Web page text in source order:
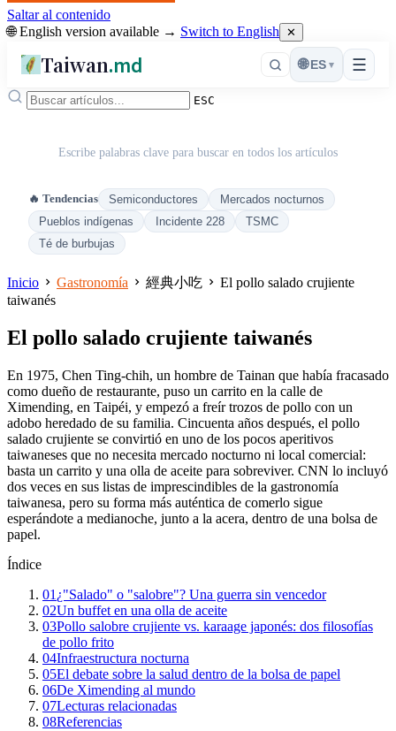
Saltar al contenido
🌐 English version available → Switch to English ✕
Taiwan.md ☰
🌐 ES ▾
ESC
Escribe palabras clave para buscar en todos los artículos
🔥 Tendencias Semiconductores
Mercados nocturnos
Pueblos indígenas
Incidente 228
TSMC
Té de burbujas
Inicio Gastronomía 經典小吃
El pollo salado crujiente
taiwanés
El pollo salado crujiente taiwanés
En 1975, Chen Ting-chih, un hombre de Tainan que había fracasado
como dueño de restaurante, puso un carrito en la calle de
Ximending, en Taipéi, y empezó a freír trozos de pollo con un
adobo heredado de su familia. Cincuenta años después, el pollo
salado crujiente se convirtió en uno de los pocos aperitivos
taiwaneses que no necesita mercado nocturno ni local comercial:
basta un carrito y una olla de aceite para sobreviver. CNN lo incluyó
dos veces en sus listas de imprescindibles de la gastronomía
taiwanesa, pero su forma más auténtica de comerlo sigue
esperándote a medianoche, junto a la acera, dentro de una bolsa de
papel.
Índice
01 ¿"Salado" o "salobre"? Una guerra sin vencedor
02Un buffet en una olla de aceite
03Pollo salobre crujiente vs. karaage japonés: dos filosofías
de pollo frito
04Infraestructura nocturna
05El debate sobre la salud dentro de la bolsa de papel
06De Ximending al mundo
07Lecturas relacionadas
08Referencias